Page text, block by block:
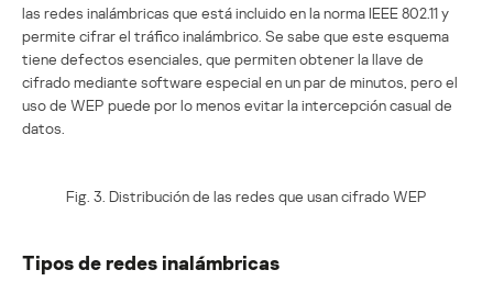
las redes inalámbricas que está incluido en la norma IEEE 802.11 y
permite cifrar el tráfico inalámbrico. Se sabe que este esquema
tiene defectos esenciales, que permiten obtener la llave de
cifrado mediante software especial en un par de minutos, pero el
uso de WEP puede por lo menos evitar la intercepción casual de
datos.
Fig. 3. Distribución de las redes que usan cifrado WEP
Tipos de redes inalámbricas